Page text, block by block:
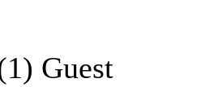
Guest